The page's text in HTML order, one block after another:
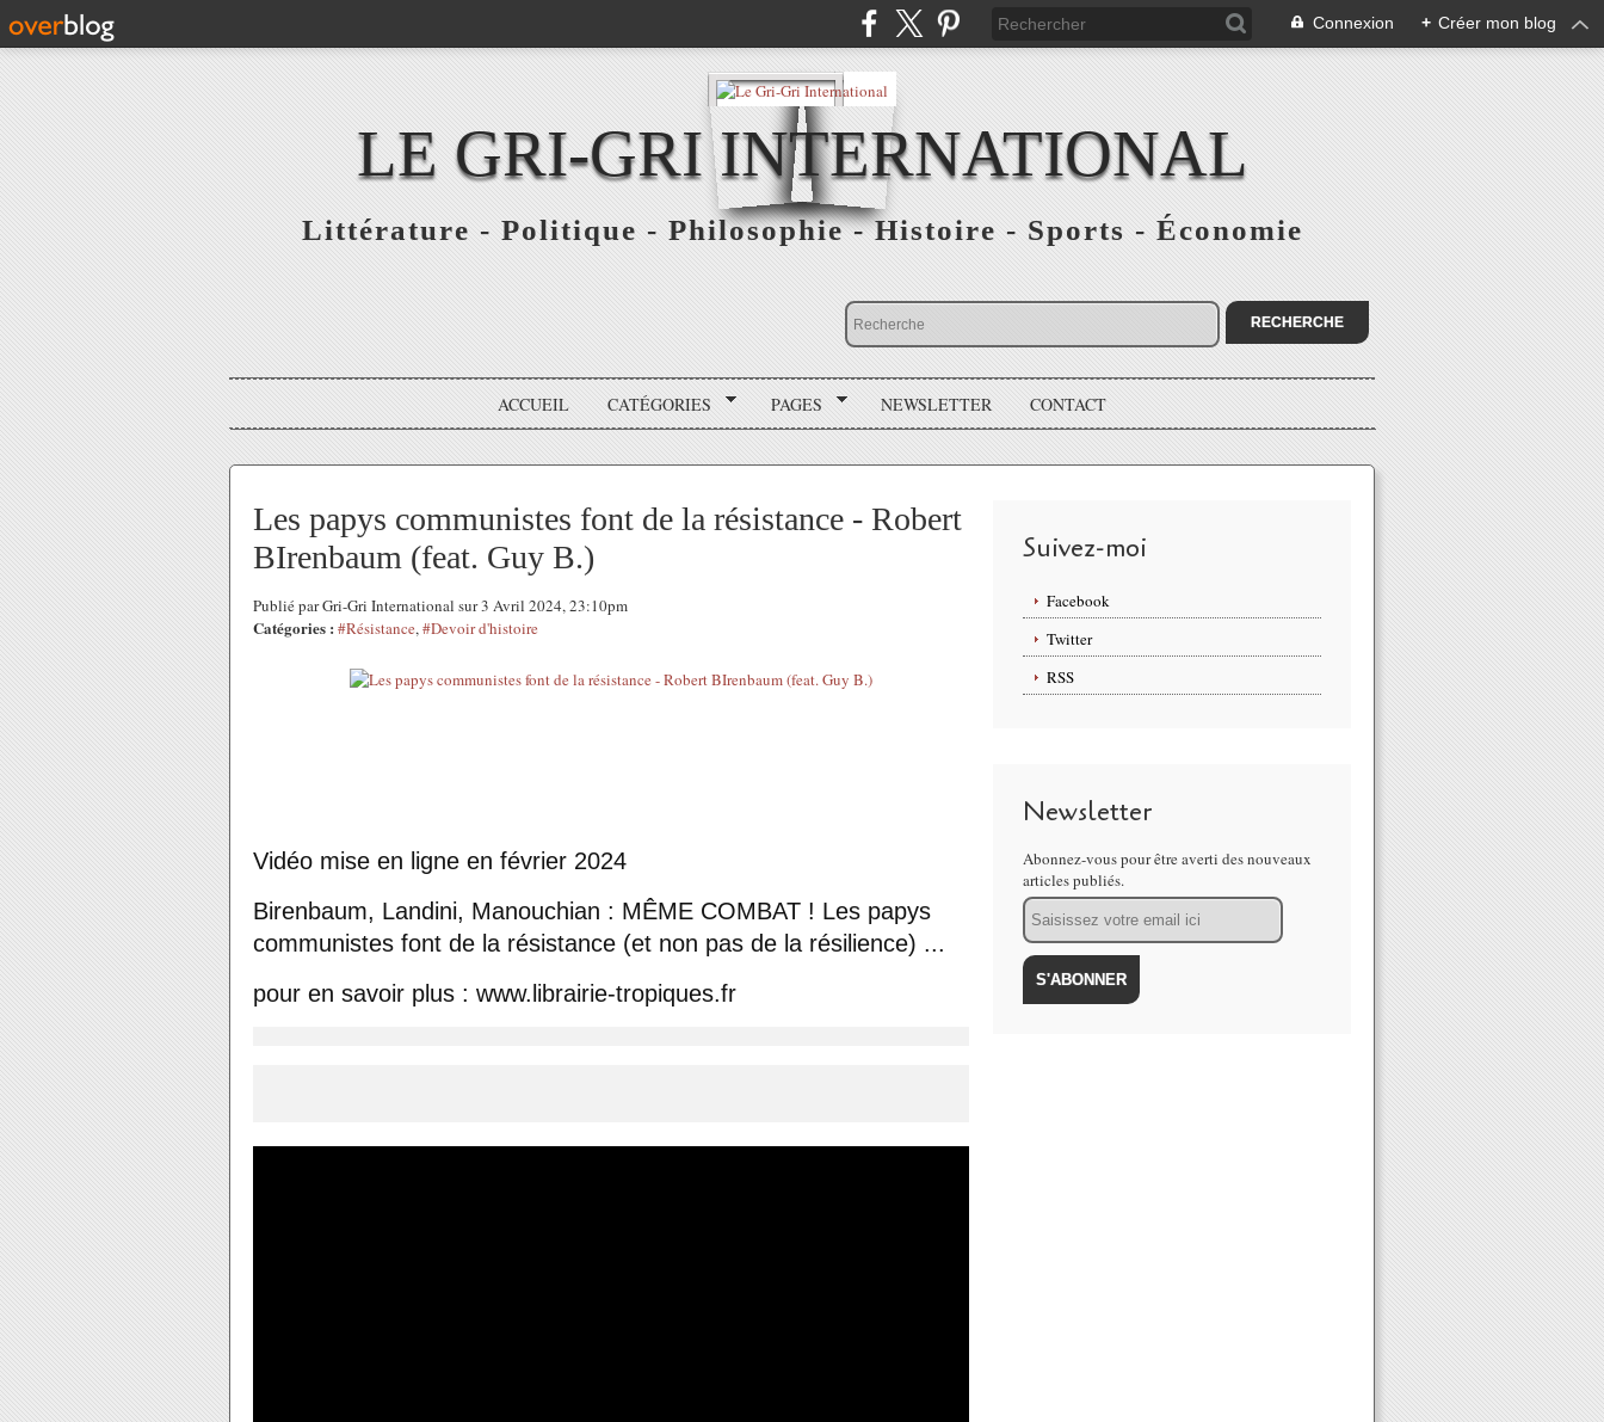
Connexion + Créer mon blog
LE GRI-GRI INTERNATIONAL
Littérature - Politique - Philosophie - Histoire - Sports - Économie
ACCUEIL CATÉGORIES PAGES NEWSLETTER CONTACT
Les papys communistes font de la résistance - Robert
BIrenbaum (feat. Guy B.)
Publié par Gri-Gri International sur 3 Avril 2024, 23:10pm
Catégories : #Résistance,#Devoir d'histoire
Vidéo mise en ligne en février 2024
Birenbaum, Landini, Manouchian : MÊME COMBAT ! Les papys
communistes font de la résistance (et non pas de la résilience) ...
pour en savoir plus : www.librairie-tropiques.fr
Suivez-moi
Facebook
Twitter
RSS
Newsletter
Abonnez-vous pour être averti des nouveaux
articles publiés.
Email